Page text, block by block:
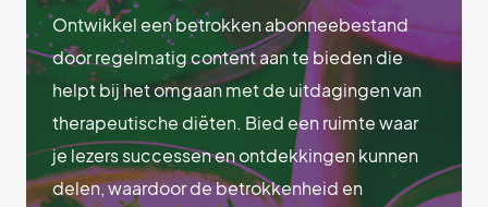
Ontwikkel een betrokken abonneebestand
door regelmatig content aan te bieden die
helpt bij het omgaan met de uitdagingen van
therapeutische diëten. Bied een ruimte waar
je lezers successen en ontdekkingen kunnen
delen, waardoor de betrokkenheid en